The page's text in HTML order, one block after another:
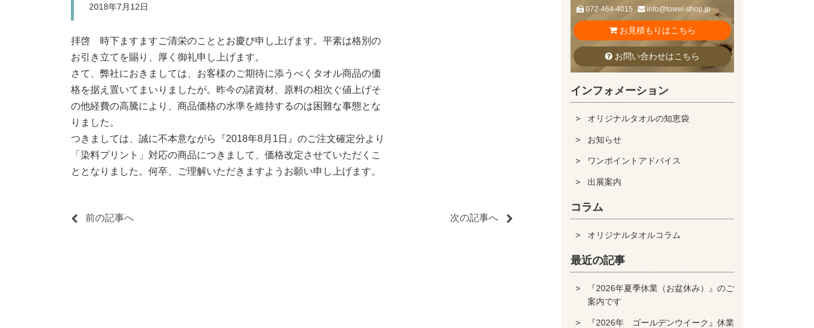
2018年7月12日
拝啓 時下ますますご清栄のこととお慶び申し上げます。平素は格別の
お引き立てを賜り、厚く御礼申し上げます。
さて、弊社におきましては、お客様のご期待に添うべくタオル商品の価
格を据え置いてまいりましたが。昨今の諸資材、原料の相次ぐ値上げそ
の他経費の高騰により、商品価格の水準を維持するのは困難な事態とな
りました。
つきましては、誠に不本意ながら『2018年8月1日』のご注文確定分より
「染料プリント」対応の商品につきまして、価格改定させていただくこ
ととなりました。何卒、ご理解いただきますようお願い申し上げます。
前の記事へ 次の記事へ
072-464-4015 info@towel-shop.jp
お見積もりはこちら
お問い合わせはこちら
インフォメーション
オリジナルタオルの知恵袋
お知らせ
ワンポイントアドバイス
出展案内
コラム
オリジナルタオルコラム
最近の記事
『2026年夏季休業（お盆休み）』のご
案内です
『2026年 ゴールデンウイーク』休業